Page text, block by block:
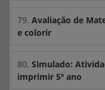
79. Avaliação de
e colorir
80. Simulado:
imprimir 5º ano